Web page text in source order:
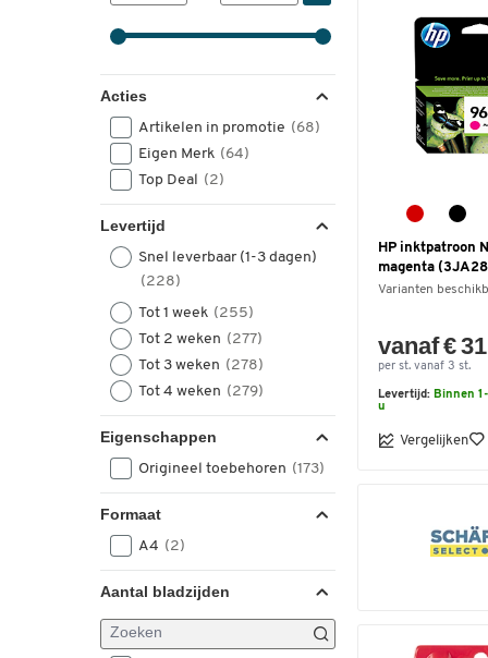
Acties
Artikelen in promotie (68)
Eigen Merk (64)
Top Deal (2)
Levertijd
Snel leverbaar (1-3 dagen)
(228)
Tot 1 week (255)
Tot 2 weken (277)
Tot 3 weken (278)
Tot 4 weken (279)
Eigenschappen
Origineel toebehoren (173)
Formaat
A4 (2)
Aantal bladzijden
HP inktpatroon
magenta
Varianten
vanaf €
per st. vanaf 3 st.
Levertijd: Binnen
u
Vergelijken